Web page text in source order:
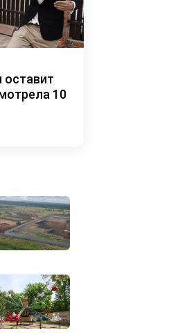
оставит
10